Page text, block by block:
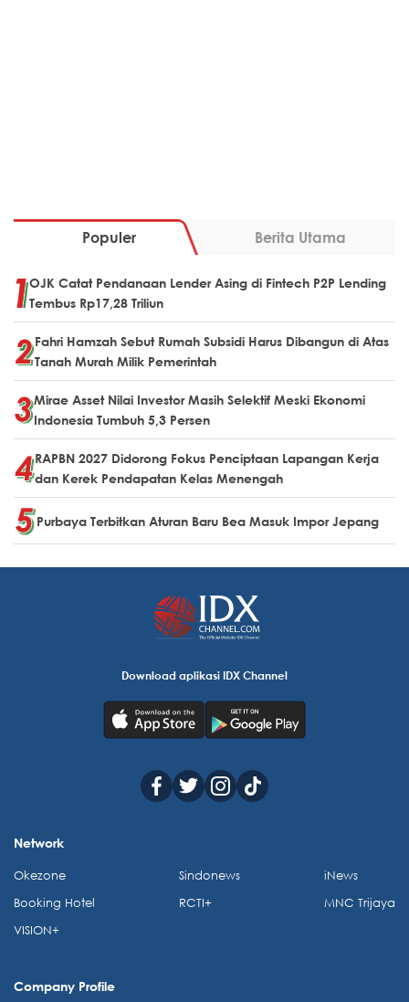
Populer Berita Utama
OJK Catat Pendanaan Lender Asing di Fintech P2P Lending
Tembus Rp17,28 Triliun
Fahri Hamzah Sebut Rumah Subsidi Harus Dibangun di Atas
Tanah Murah Milik Pemerintah
Mirae Asset Nilai Investor Masih Selektif Meski Ekonomi
Indonesia Tumbuh 5,3 Persen
RAPBN 2027 Didorong Fokus Penciptaan Lapangan Kerja
dan Kerek Pendapatan Kelas Menengah
Purbaya Terbitkan Aturan Baru Bea Masuk Impor Jepang
Download aplikasi IDX Channel
Network
Okezone
Booking Hotel
VISION+
Sindonews
RCTI+
iNews
MNC Trijaya
Company Profile